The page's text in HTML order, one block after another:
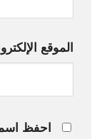
الموقع
احفظ